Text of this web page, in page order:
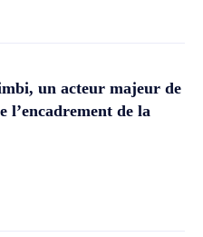
un acteur majeur de
l’encadrement de la